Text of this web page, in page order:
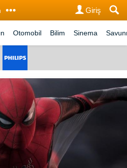
Giriş
Otomobil Bilim Sinema